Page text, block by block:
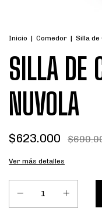
Inicio | Comedor | Silla de
SILLA DE
NUVOLA
$623.000
Ver más detalles